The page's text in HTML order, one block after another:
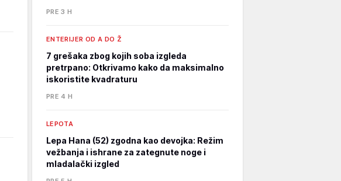
PRE 3 H
ENTERIJER OD A DO Ž
7 grešaka zbog kojih soba izgleda
pretrpano: Otkrivamo kako da maksimalno
iskoristite kvadraturu
PRE 4 H
LEPOTA
Lepa Hana (52) zgodna kao devojka: Režim
vežbanja i ishrane za zategnute noge i
mladalački izgled